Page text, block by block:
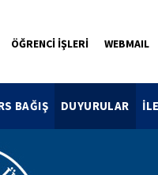
ÖĞRENCİ İŞLERİ WEBMAIL
BAĞIŞ DUYURULAR